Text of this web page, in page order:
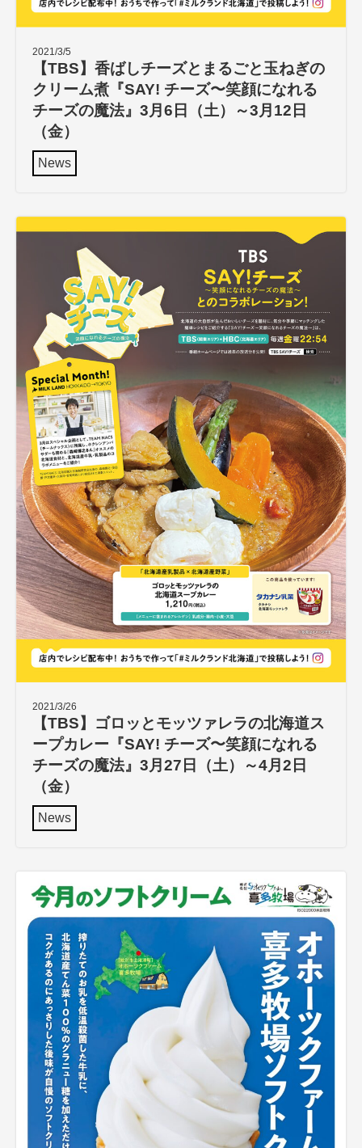
2021/3/5
【TBS】香ばしチーズとまるごと玉ねぎの
クリーム煮『SAY! チーズ〜笑顔になれる
チーズの魔法』3月6日（土）～3月12日
（金）
News
2021/3/26
【TBS】ゴロッとモッツァレラの北海道ス
ープカレー『SAY! チーズ〜笑顔になれる
チーズの魔法』3月27日（土）～4月2日
（金）
News